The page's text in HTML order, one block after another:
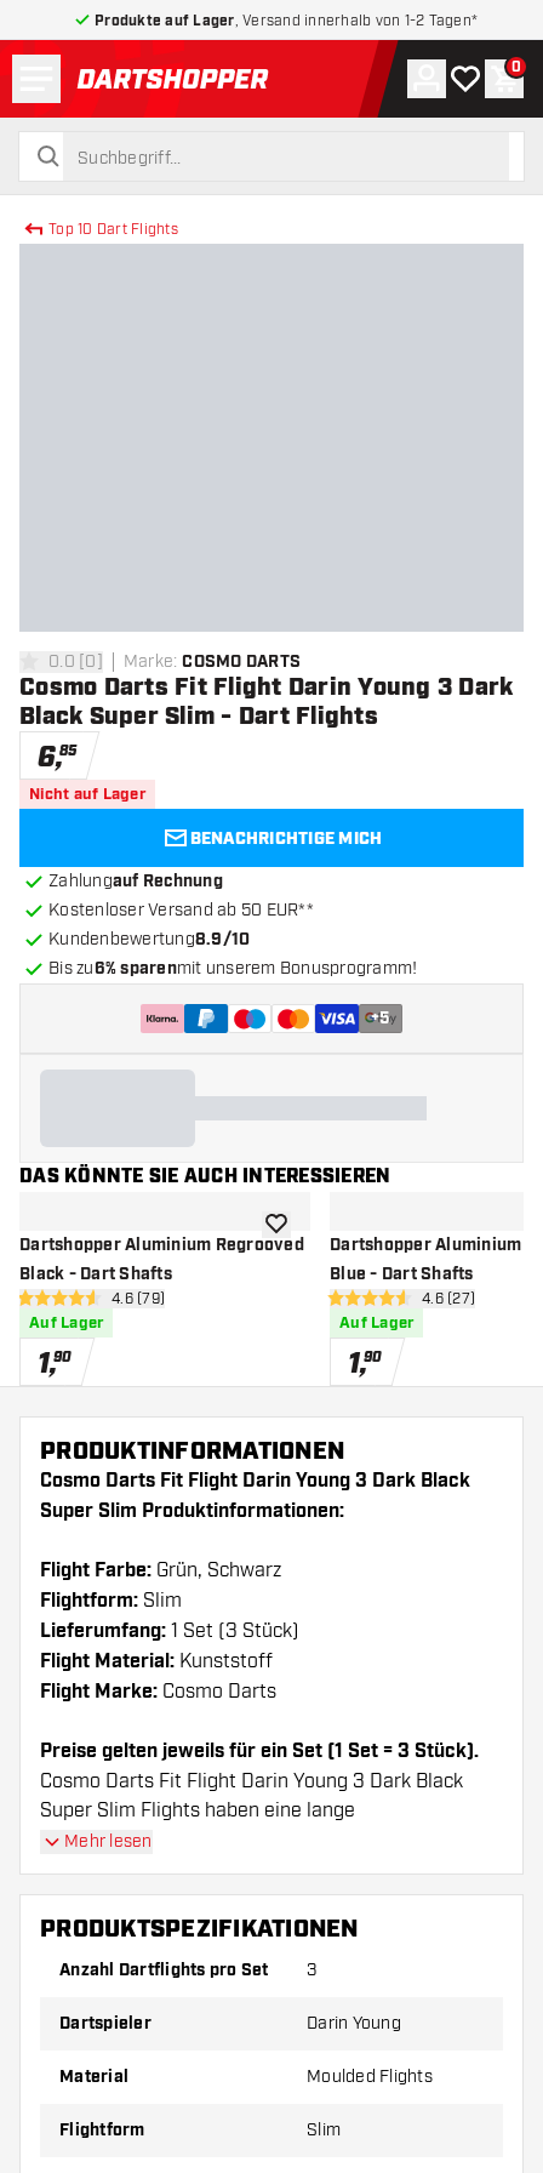
Produkte auf Lager , Versand innerhalb von 1-2 Tagen*
zurück zur Startseite
suchen
suchen
Konto
Meine 0
Top 10 Dart Flights
0 Bewertungssterne
0.0 [0] Marke: COSMO DARTS
Cosmo Darts Fit Flight Darin Young 3 Dark
Black Super Slim - Dart Flights
6,85
Nicht auf Lager
BENACHRICHTIGE MICH
Zahlungauf Rechnung
Kostenloser Versand ab 50 EUR**
Kundenbewertung8.9/10
Bis zu6% sparenmit unserem Bonusprogramm!
+5
DAS KÖNNTE SIE AUCH INTERESSIEREN
Dartshopper Aluminium Regrooved
Black - Dart Shafts
Bewertungsbereich öffnen
4.6 Bewertungssterne
4.6 (79)
Auf Lager
1,90
Zur Wunschliste hinzufügen
Dartshopper Aluminium
Blue - Dart Shafts
4.6 Bewertungssterne
4.6 (27)
Auf Lager
1,90
PRODUKTINFORMATIONEN
Cosmo Darts Fit Flight Darin Young 3 Dark Black
Super Slim Produktinformationen:
Flight Farbe: Grün, Schwarz
Flightform: Slim
Lieferumfang: 1 Set (3 Stück)
Flight Material: Kunststoff
Flight Marke: Cosmo Darts
Preise gelten jeweils für ein Set (1 Set = 3 Stück).
Cosmo Darts Fit Flight Darin Young 3 Dark Black
Super Slim Flights haben eine lange
Lebenserwartung. Diese Flights können nur mit
Cosmo Fit Shafts verwendet werden.
Dartshopper Tipp!
Shafts. Diese können sich durch Gebrauch
Probieren Sie eine andere Form, ein anderes
Mehr lesen
PRODUKTSPEZIFIKATIONEN
Anzahl Dartflights pro Set 3
Dartspieler Darin Young
Material Moulded Flights
Flightform Slim